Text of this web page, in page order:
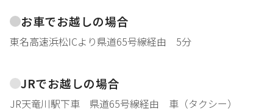
お車でお越しの場合
東名高速浜松ICより県道65号線経由 5分
JRでお越しの場合
JR天竜川駅下車 県道65号線経由 車（タクシー）